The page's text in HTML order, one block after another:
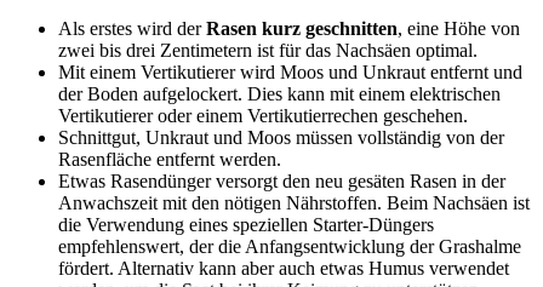
Als erstes wird derRasen kurz geschnitten, eine Höhe von
zwei bis drei Zentimetern ist für das Nachsäen optimal.
Mit einem Vertikutierer wird Moos und Unkraut entfernt und
der Boden aufgelockert. Dies kann mit einem elektrischen
Vertikutierer oder einem Vertikutierrechen geschehen.
Schnittgut, Unkraut und Moos müssen vollständig von der
Rasenfläche entfernt werden.
Etwas Rasendünger versorgt den neu gesäten Rasen in der
Anwachszeit mit den nötigen Nährstoffen. Beim Nachsäen ist
die Verwendung eines speziellen Starter-Düngers
empfehlenswert, der die Anfangsentwicklung der Grashalme
fördert. Alternativ kann aber auch etwas Humus verwendet